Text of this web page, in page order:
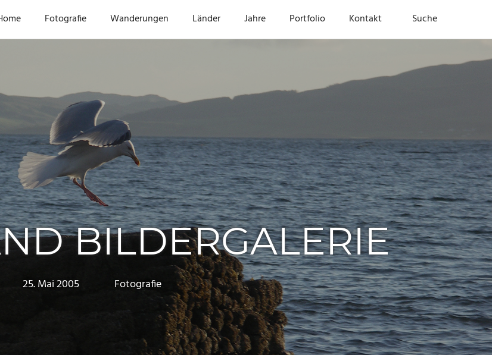
Fotografie Wanderungen Länder Jahre Portfolio Kontakt Suche
BILDERGALERIE
25. Mai 2005 Marc
Fotografie